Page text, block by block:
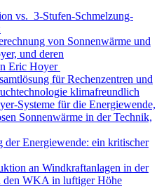
vs. 3-Stufen-Schmelzung-
von Sonnenwärme und
und deren
Eric Hoyer
für Rechenzentren und
klimafreundlich
Systeme für die Energiewende,
Sonnenwärme in der Technik,
der Energiewende: ein kritischer
an Windkraftanlagen in der
den WKA in luftiger Höhe